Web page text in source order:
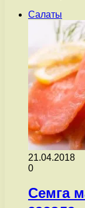
Салаты
21.04.2018
0
Семга